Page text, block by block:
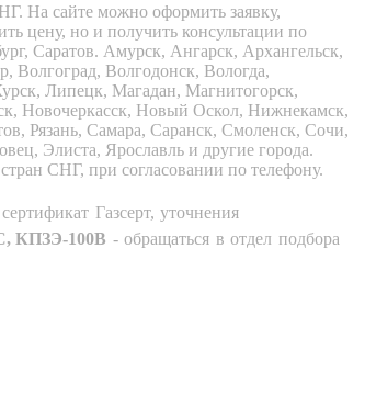
На сайте можно оформить заявку,
цену, но и получить консультации по
Саратов. Амурск, Ангарск, Архангельск,
Волгоград, Волгодонск, Вологда,
Липецк, Магадан, Магнитогорск,
Новочеркасск, Новый Оскол, Нижнекамск,
Рязань, Самара, Саранск, Смоленск, Сочи,
Элиста, Ярославль и другие города.
СНГ, при согласовании по телефону.
Газсерт, уточнения
КПЗЭ-100В - обращаться в отдел подбора